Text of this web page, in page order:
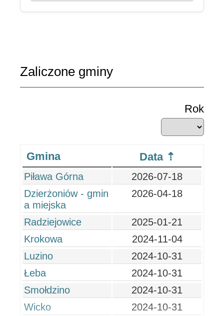
Zaliczone gminy
Rok
Gmina Data
Piława Górna
2026-07-18
Dzierżoniów - gmin
a miejska
2026-04-18
Radziejowice
2025-01-21
Krokowa
2024-11-04
Luzino
2024-10-31
Łeba
2024-10-31
Smołdzino
2024-10-31
Wicko
2024-10-31